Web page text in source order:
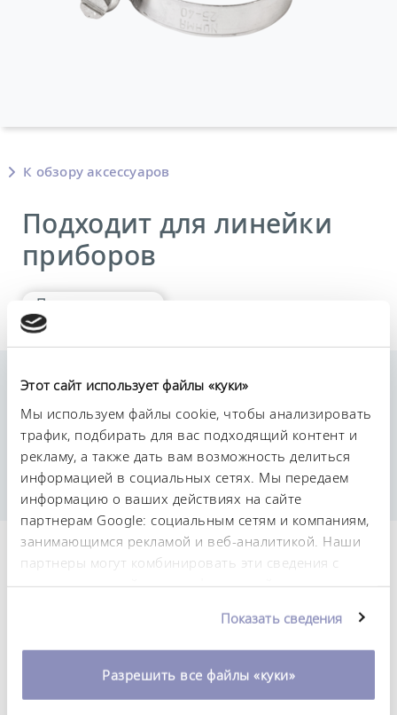
Этот сайт использует файлы «куки»
Мы используем файлы cookie, чтобы анализировать
трафик, подбирать для вас подходящий контент и
рекламу, а также дать вам возможность делиться
информацией в социальных сетях. Мы передаем
информацию о ваших действиях на сайте
партнерам Google: социальным сетям и компаниям,
занимающимся рекламой и веб-аналитикой. Наши
партнеры могут комбинировать эти сведения с
предоставленной вами информацией, а также
использовании вами их сервисов. Вы можете
изменить или отозвать свое согласие в любое
время. Более подробную информацию об этом вы
Показать сведения
Разрешить все файлы «куки»
К обзору аксессуаров
Подходит для линейки
приборов
Принадлежности
Рабочие характеристики
Stainless steel hose clamp, rustproof, worm thread
Screw head shape: slotted hexagon screw
Band thickness: 9 mm
Технические
характеристики (согл.
Нержавеющая сталь